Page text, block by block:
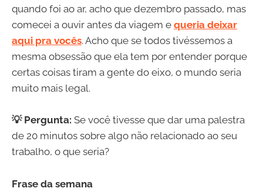
quando foi ao ar, acho que dezembro passado, mas
comecei a ouvir antes da viagem e queria deixar
aqui pra vocês. Acho que se todos tivéssemos a
mesma obsessão que ela tem por entender porque
certas coisas tiram a gente do eixo, o mundo seria
muito mais legal.
💡 Pergunta: Se você tivesse que dar uma palestra
de 20 minutos sobre algo não relacionado ao seu
trabalho, o que seria?
Frase da semana